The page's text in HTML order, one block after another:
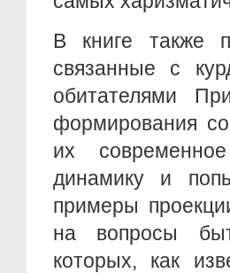
В книге также
связанные с
обитателями
формирования
их
динамику и
примеры
на вопросы
которых, как